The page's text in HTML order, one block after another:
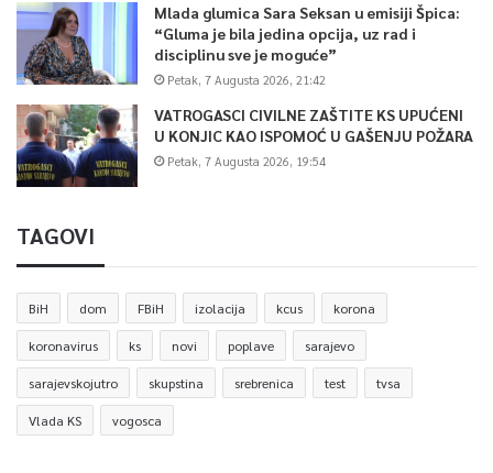
Mlada glumica Sara Seksan u emisiji Špica:
“Gluma je bila jedina opcija, uz rad i
disciplinu sve je moguće”
Petak, 7 Augusta 2026, 21:42
VATROGASCI CIVILNE ZAŠTITE KS UPUĆENI
U KONJIC KAO ISPOMOĆ U GAŠENJU POŽARA
Petak, 7 Augusta 2026, 19:54
TAGOVI
BiH dom FBiH izolacija kcus korona
koronavirus ks novi poplave sarajevo
sarajevskojutro skupstina srebrenica test tvsa
Vlada KS vogosca